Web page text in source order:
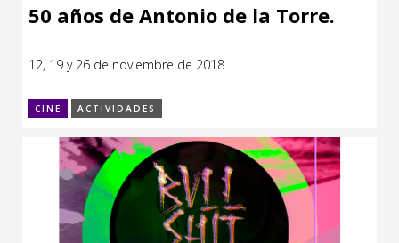
50 años de Antonio de la Torre.
12, 19 y 26 de noviembre de 2018.
CINE ACTIVIDADES